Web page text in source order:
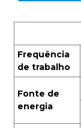
Frequência
de trabalho
Fonte de
energia